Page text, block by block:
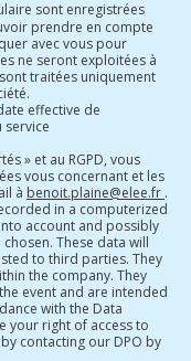
sont enregistrées
prendre en compte
avec vous pour
ne seront exploitées à
traitées uniquement
effective de
service
» et au RGPD, vous
vous concernant et les
à benoit.plaine@elee.fr .
in a computerized
account and possibly
These data will
to third parties. They
the company. They
event and are intended
with the Data
your right of access to
contacting our DPO by